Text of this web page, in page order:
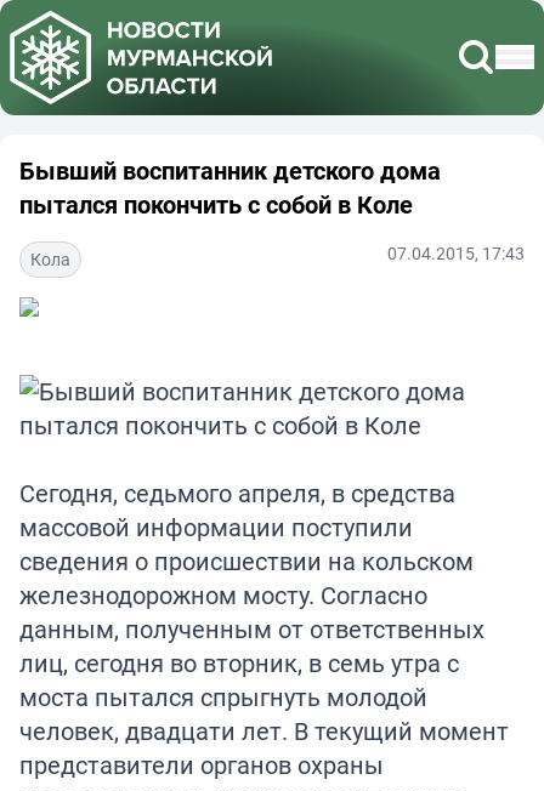
Бывший воспитанник детского дома
пытался покончить с собой в Коле
Кола 07.04.2015, 17:43
Сегодня, седьмого апреля, в средства
массовой информации поступили
сведения о происшествии на кольском
железнодорожном мосту. Согласно
данным, полученным от ответственных
лиц, сегодня во вторник, в семь утра с
моста пытался спрыгнуть молодой
человек, двадцати лет. В текущий момент
представители органов охраны